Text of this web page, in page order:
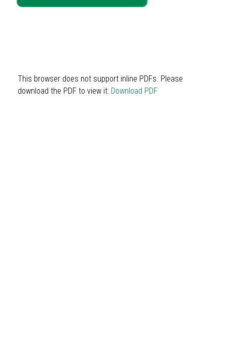
This browser does not support inline PDFs. Please
download the PDF to view it: Download PDF